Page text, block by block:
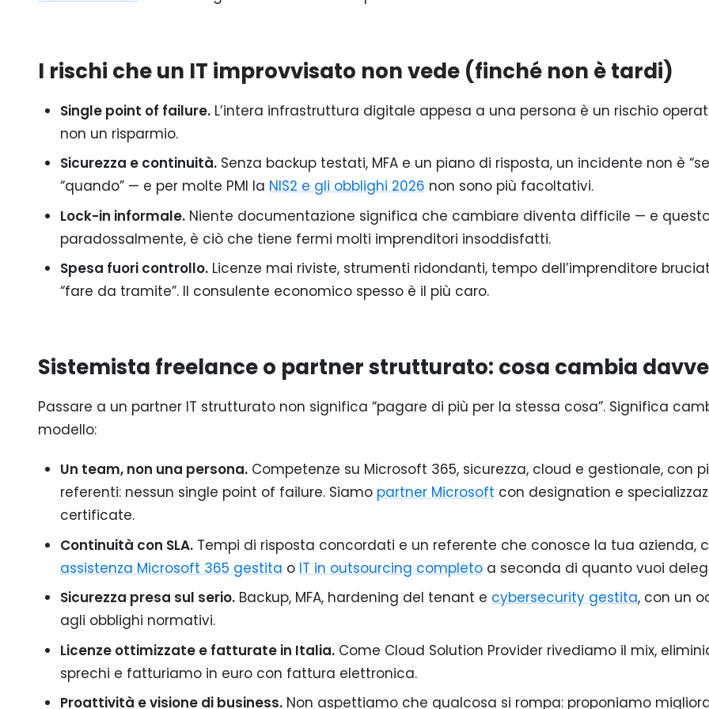
I rischi che un IT improvvisato non vede (finché non è tardi)
Single point of failure.L’intera infrastruttura digitale appesa a una persona è un rischio
non un risparmio.
Sicurezza e continuità.Senza backup testati, MFA e un piano di risposta, un incidente non è
“quando” — e per molte PMI la NIS2 e gli obblighi 2026 non sono più facoltativi.
Lock-in informale.Niente documentazione significa che cambiare diventa difficile — e
paradossalmente, è ciò che tiene fermi molti imprenditori insoddisfatti.
Spesa fuori controllo.Licenze mai riviste, strumenti ridondanti, tempo dell’imprenditore
“fare da tramite”. Il consulente economico spesso è il più caro.
Sistemista freelance o partner strutturato: cosa cambia
Passare a un partner IT strutturato non significa “pagare di più per la stessa cosa”. Significa
modello:
Un team, non una persona.Competenze su Microsoft 365, sicurezza, cloud e gestionale, con
referenti: nessun single point of failure. Siamo partner Microsoft con designation e
certificate.
Continuità con SLA.Tempi di risposta concordati e un referente che conosce la tua azienda,
assistenza Microsoft 365 gestita o IT in outsourcing completoa seconda di quanto vuoi
Sicurezza presa sul serio.Backup, MFA, hardening del tenant e cybersecurity gestita, con un
agli obblighi normativi.
Licenze ottimizzate e fatturate in Italia.Come Cloud Solution Provider rivediamo il mix,
sprechi e fatturiamo in euro con fattura elettronica.
Proattività e visione di business.Non aspettiamo che qualcosa si rompa: proponiamo